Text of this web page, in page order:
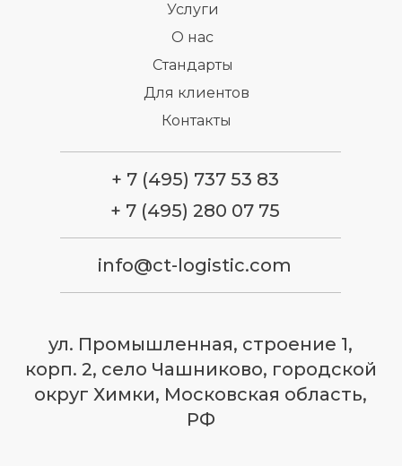
О нас
Услуги
Контакты
info@ct-logistic.com
+ 7 (495) 737 53 83
+ 7 (495) 280 07 75
ул. Промышленная, строение 1,
корп. 2, село Чашниково, городской
округ Химки, Московская область,
РФ
Стандарты
Для клиентов